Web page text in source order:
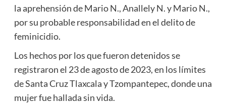
la aprehensión de Mario N., Anallely N. y Mario N.,
por su probable responsabilidad en el delito de
feminicidio.
Los hechos por los que fueron detenidos se
registraron el 23 de agosto de 2023, en los límites
de Santa Cruz Tlaxcala y Tzompantepec, donde una
mujer fue hallada sin vida.